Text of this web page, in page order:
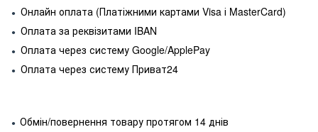
● Онлайн оплата (Платіжними картами Visa і MasterCard)
● Оплата за реквізитами IBAN
● Оплата через систему Google/ApplePay
● Оплата через систему Приват24
● Обмін/повернення товару протягом 14 днів